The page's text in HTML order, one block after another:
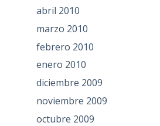
abril 2010
marzo 2010
febrero 2010
enero 2010
diciembre 2009
noviembre 2009
octubre 2009